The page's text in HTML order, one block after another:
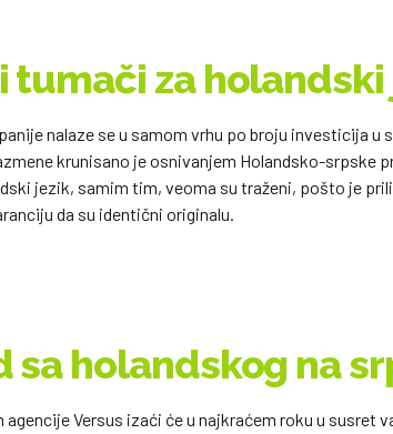
tumači za holandski
nalaze se u samom vrhu po broju investicija
krunisano je osnivanjem Holandsko-srpske
jezik, samim tim, veoma su traženi, pošto je
da su identični originalu.
sa holandskog na
Versus izaći će u najkraćem roku u susret